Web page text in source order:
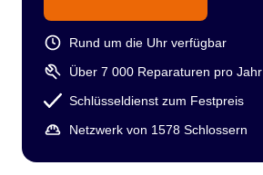
Rund um die Uhr verfügbar
Über 7 000 Reparaturen pro Jahr
Schlüsseldienst zum Festpreis
Netzwerk von 1578 Schlossern